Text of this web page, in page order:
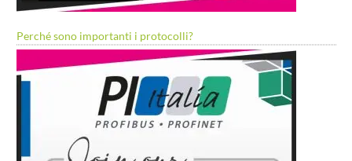
Perché sono importanti i protocolli?